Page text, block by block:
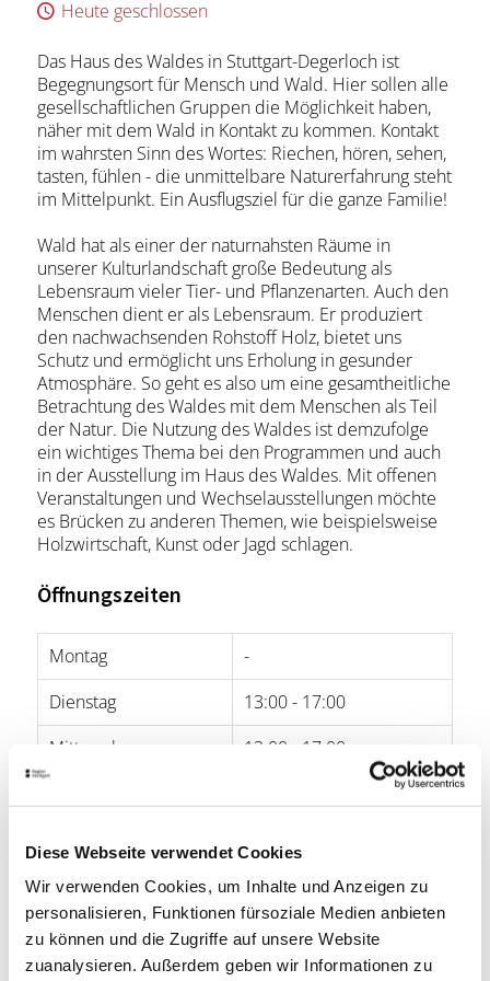
Diese Webseite verwendet Cookies
Wir verwenden Cookies, um Inhalte und Anzeigen zu
personalisieren, Funktionen fürsoziale Medien anbieten
zu können und die Zugriffe auf unsere Website
zuanalysieren. Außerdem geben wir Informationen zu
Heute geschlossen
Das Haus des Waldes in Stuttgart-Degerloch ist
Begegnungsort für Mensch und Wald. Hier sollen alle
gesellschaftlichen Gruppen die Möglichkeit haben,
näher mit dem Wald in Kontakt zu kommen. Kontakt
im wahrsten Sinn des Wortes: Riechen, hören, sehen,
tasten, fühlen - die unmittelbare Naturerfahrung steht
im Mittelpunkt. Ein Ausflugsziel für die ganze Familie!
Wald hat als einer der naturnahsten Räume in
unserer Kulturlandschaft große Bedeutung als
Lebensraum vieler Tier- und Pflanzenarten. Auch den
Menschen dient er als Lebensraum. Er produziert
den nachwachsenden Rohstoff Holz, bietet uns
Schutz und ermöglicht uns Erholung in gesunder
Atmosphäre. So geht es also um eine gesamtheitliche
Betrachtung des Waldes mit dem Menschen als Teil
der Natur. Die Nutzung des Waldes ist demzufolge
ein wichtiges Thema bei den Programmen und auch
in der Ausstellung im Haus des Waldes. Mit offenen
Veranstaltungen und Wechselausstellungen möchte
es Brücken zu anderen Themen, wie beispielsweise
Holzwirtschaft, Kunst oder Jagd schlagen.
Öffnungszeiten
Montag
-
Dienstag
13:00 - 17:00
Mittwoch
13:00 - 17:00
Samstag
-
Sonntag
10:00 - 17:00